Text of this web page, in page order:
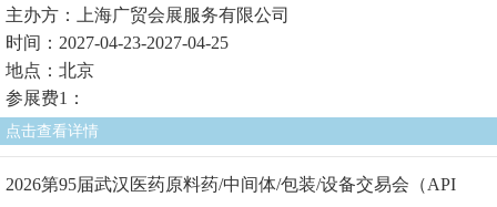
主办方：上海广贸会展服务有限公司
时间：2027-04-23-2027-04-25
地点：北京
参展费1：
点击查看详情
2026第95届武汉医药原料药/中间体/包装/设备交易会（API